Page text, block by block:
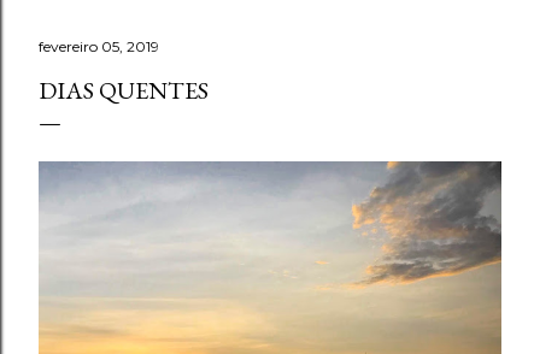
fevereiro 05, 2019
DIAS QUENTES